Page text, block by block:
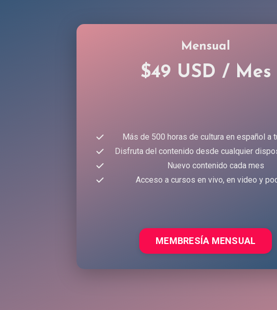
Mensual
$49 USD / Mes
Más de 500 horas de cultura en español a
Disfruta del contenido desde cualquier
Nuevo contenido cada mes
Acceso a cursos en vivo, en video y
MEMBRESÍA MENSUAL